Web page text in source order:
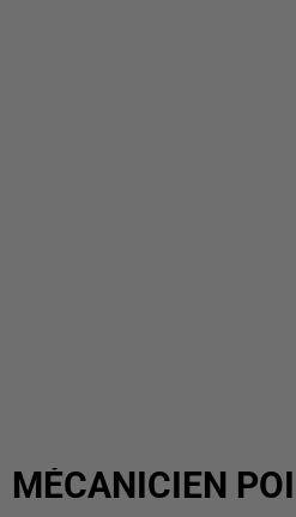
MÉCANICIEN